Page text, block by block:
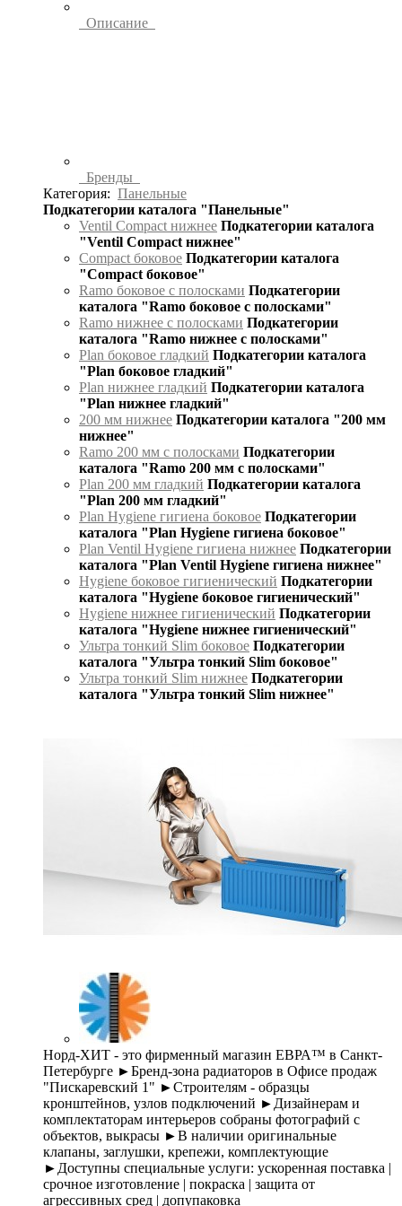
Описание
Бренды
Категория: Панельные
Подкатегории каталога "Панельные"
Ventil Compact нижнее Подкатегории каталога
"Ventil Compact нижнее"
Compact боковое Подкатегории каталога
"Compact боковое"
Ramo боковое с полосками Подкатегории
каталога "Ramo боковое с полосками"
Ramo нижнее с полосками Подкатегории
каталога "Ramo нижнее с полосками"
Plan боковое гладкий Подкатегории каталога
"Plan боковое гладкий"
Plan нижнее гладкий Подкатегории каталога
"Plan нижнее гладкий"
200 мм нижнее Подкатегории каталога "200 мм
нижнее"
Ramo 200 мм с полосками Подкатегории
каталога "Ramo 200 мм с полосками"
Plan 200 мм гладкий Подкатегории каталога
"Plan 200 мм гладкий"
Plan Hygiene гигиена боковое Подкатегории
каталога "Plan Hygiene гигиена боковое"
Plan Ventil Hygiene гигиена нижнее Подкатегории
каталога "Plan Ventil Hygiene гигиена нижнее"
Hygiene боковое гигиенический Подкатегории
каталога "Hygiene боковое гигиенический"
Hygiene нижнее гигиенический Подкатегории
каталога "Hygiene нижнее гигиенический"
Ультра тонкий Slim боковое Подкатегории
каталога "Ультра тонкий Slim боковое"
Ультра тонкий Slim нижнее Подкатегории
каталога "Ультра тонкий Slim нижнее"
Норд-ХИТ - это фирменный магазин ЕВРА™ в Санкт-
Петербурге ►Бренд-зона радиаторов в Офисе продаж
"Пискаревский 1" ►Строителям - образцы
кронштейнов, узлов подключений ►Дизайнерам и
комплектаторам интерьеров собраны фотографий с
объектов, выкрасы ►В наличии оригинальные
клапаны, заглушки, крепежи, комплектующие
►Доступны специальные услуги: ускоренная поставка |
срочное изготовление | покраска | защита от
агрессивных сред | допупаковка